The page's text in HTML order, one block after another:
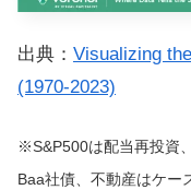
出典： Visualizing
(1970-2023)
※S&P500は配当再投資
Baa社債、不動産はケー